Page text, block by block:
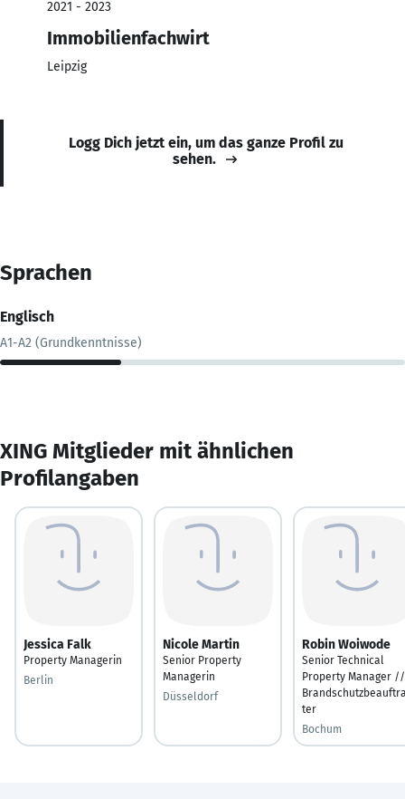
2021 - 2023
Immobilienfachwirt
Leipzig
Logg Dich jetzt ein, um das ganze Profil zu
sehen.
Sprachen
Englisch
A1-A2 (Grundkenntnisse)
XING Mitglieder mit ähnlichen
Profilangaben
Jessica Falk
Property Managerin
Berlin
Nicole Martin
Senior Property
Managerin
Düsseldorf
Robin Woiwode
Senior Technical
Property Manager //
ter
Bochum